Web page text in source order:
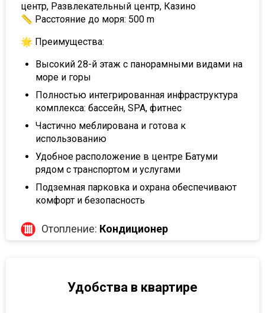
центр, Развлекательный центр, Казино
📏 Расстояние до моря: 500 m
🌟 Преимущества:
Высокий 28-й этаж с панорамными видами на
море и горы
Полностью интегрированная инфраструктура
комплекса: бассейн, SPA, фитнес
Частично меблирована и готова к
использованию
Удобное расположение в центре Батуми
рядом с транспортом и услугами
Подземная парковка и охрана обеспечивают
комфорт и безопасность
Отопление: Кондиционер
Удобства в квартире